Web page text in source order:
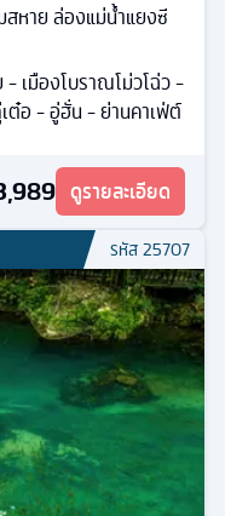
หาย ล่องแม่น้ำแยงซี
- เมืองโบราณโม่วโฉ่ว -
ต๋อ - อู่ฮั่น - ย่านคาเฟ่ต์
ดูรายละเอียด
รหัส25707